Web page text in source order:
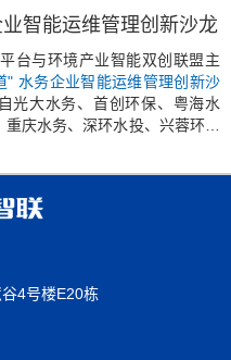
智能运维管理创新沙龙
台与环境产业智能双创联盟主
" 水务企业智能运维管理创新沙
光大水务、首创环保、粤海水
庆水务、深环水投、兴蓉环境
4号楼E20栋